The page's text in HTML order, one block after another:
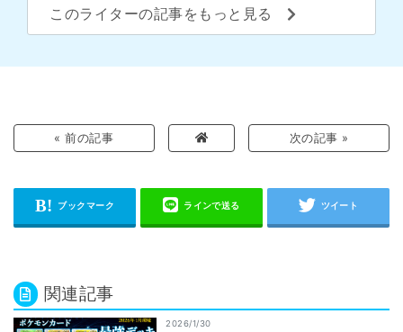
このライターの記事をもっと見る
« 前の記事 次の記事 »
関連記事
2026/1/30